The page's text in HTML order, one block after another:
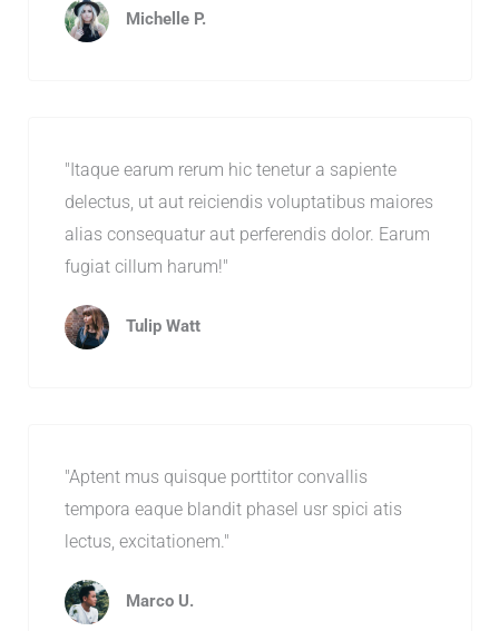
Michelle P.
"Itaque earum rerum hic tenetur a sapiente
delectus, ut aut reiciendis voluptatibus maiores
alias consequatur aut perferendis dolor. Earum
fugiat cillum harum!"
Tulip Watt
"Aptent mus quisque porttitor convallis
tempora eaque blandit phasel usr spici atis
lectus, excitationem."
Marco U.